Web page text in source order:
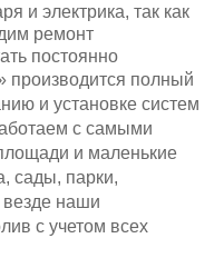
и электрика, так как
ремонт
постоянно
производится полный
и установке систем
с самыми
и маленькие
сады, парки,
наши
с учетом всех